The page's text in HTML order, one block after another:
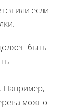
или если
быть
Например,
можно